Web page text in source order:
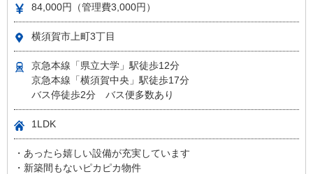
84,000円（管理費3,000円）
横須賀市上町3丁目
京急本線「県立大学」駅徒歩12分
京急本線「横須賀中央」駅徒歩17分
バス停徒歩2分 バス便多数あり
1LDK
・あったら嬉しい設備が充実しています
・新築間もないピカピカ物件